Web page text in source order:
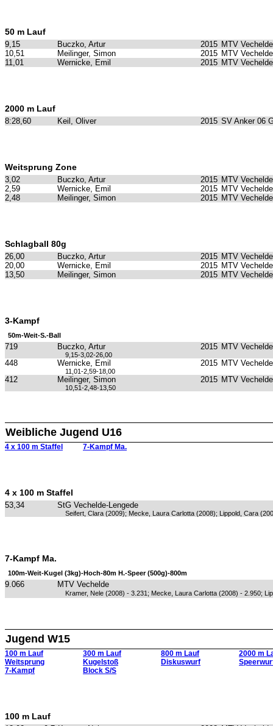
50 m Lauf
9,15 Buczko, Artur 2015 MTV Vechelde
10,51
Meilinger, Simon 2015 MTV Vechelde
11,01
Wernicke, Emil 2015 MTV Vechelde
2000 m Lauf
8:28,60 Keil, Oliver 2015 SV Anker 06
Weitsprung Zone
3,02 Buczko, Artur 2015 MTV Vechelde
2,59
Wernicke, Emil 2015 MTV Vechelde
2,48
Meilinger, Simon 2015 MTV Vechelde
Schlagball 80g
26,00 Buczko, Artur 2015 MTV Vechelde
20,00
Wernicke, Emil 2015 MTV Vechelde
13,50
Meilinger, Simon 2015 MTV Vechelde
3-Kampf
50m-Weit-S.-Ball
719 Buczko, Artur 2015 MTV Vechelde
9,15-3,02-26,00
448 Wernicke, Emil 2015 MTV Vechelde
11,01-2,59-18,00
412 Meilinger, Simon 2015 MTV Vechelde
10,51-2,48-13,50
Weibliche Jugend U16
4 x 100 m Staffel 7-Kampf Ma.
4 x 100 m Staffel
53,34 StG Vechelde-Lengede
Seifert, Clara (2009); Mecke, Laura Carlotta (2008); Lippold, Cara
7-Kampf Ma.
100m-Weit-Kugel (3kg)-Hoch-80m H.-Speer (500g)-800m
9.066 MTV Vechelde
Kramer, Nele (2008) - 3.231; Mecke, Laura Carlotta (2008) - 2.950;
Jugend W15
100 m Lauf 300 m Lauf 800 m Lauf
2000 m
Weitsprung
Kugelstoß Diskuswurf
7-Kampf
Block S/S
100 m Lauf